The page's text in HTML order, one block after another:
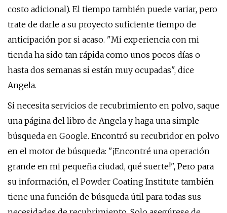
costo adicional). El tiempo también puede variar, pero
trate de darle a su proyecto suficiente tiempo de
anticipación por si acaso. "Mi experiencia con mi
tienda ha sido tan rápida como unos pocos días o
hasta dos semanas si están muy ocupadas", dice
Angela.
Si necesita servicios de recubrimiento en polvo, saque
una página del libro de Angela y haga una simple
búsqueda en Google. Encontró su recubridor en polvo
en el motor de búsqueda: "¡Encontré una operación
grande en mi pequeña ciudad, qué suerte!", Pero para
su información, el Powder Coating Institute también
tiene una función de búsqueda útil para todas sus